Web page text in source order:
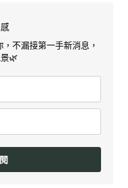
不漏接第一手新消息，
🌿